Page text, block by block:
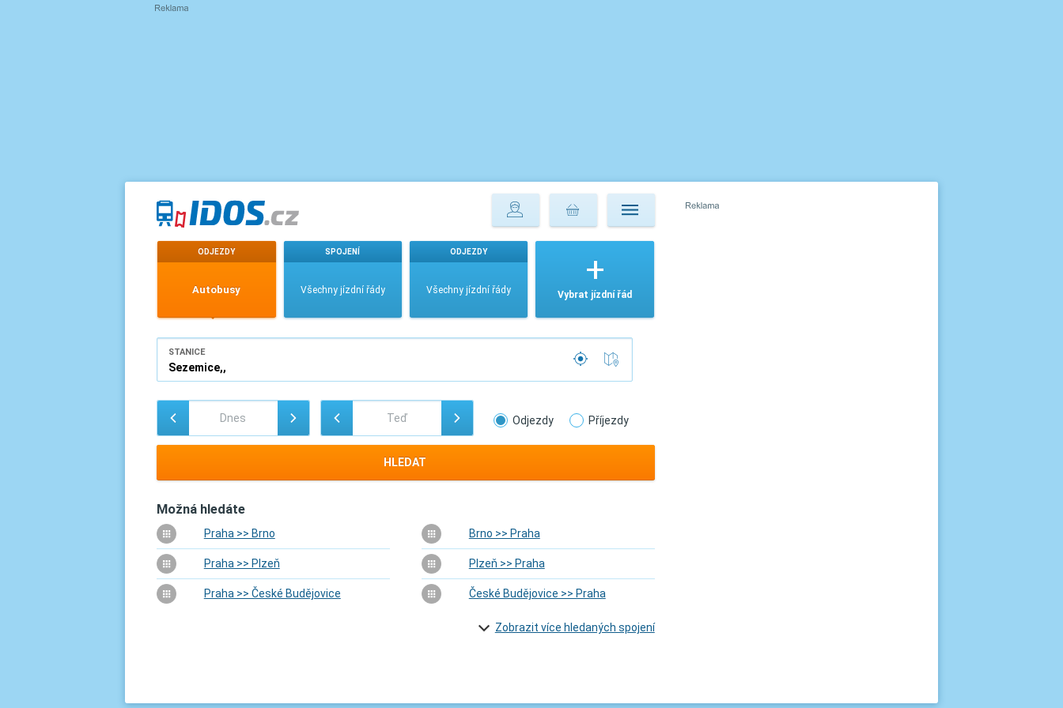
ODJEZDY
Autobusy
SPOJENÍ
Všechny jízdní řády
ODJEZDY
Všechny jízdní řády Vybrat jízdní řád
STANICE
Odjezdy Příjezdy
HLEDAT
Možná hledáte
Praha >> Brno Brno >> Praha
Praha >> Plzeň Plzeň >> Praha
Praha >> České Budějovice České Budějovice >> Praha
Zobrazit více hledaných spojení